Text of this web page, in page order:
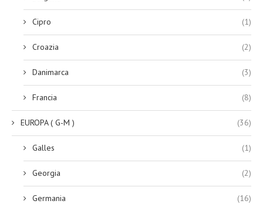
Cipro (1)
Croazia (2)
Danimarca (3)
Francia (8)
EUROPA ( G-M ) (36)
Galles (1)
Georgia (2)
Germania (16)